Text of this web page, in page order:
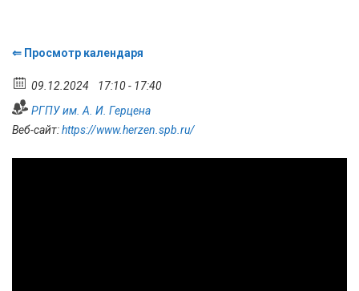
Просмотр календаря
09.12.2024
17:10 - 17:40
РГПУ им. А. И. Герцена
Веб-сайт:https://www.herzen.spb.ru/